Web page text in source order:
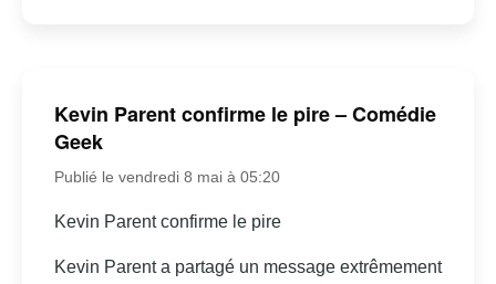
Kevin Parent confirme le pire – Comédie
Geek
Publié le vendredi 8 mai à 05:20
Kevin Parent confirme le pire
Kevin Parent a partagé un message extrêmement